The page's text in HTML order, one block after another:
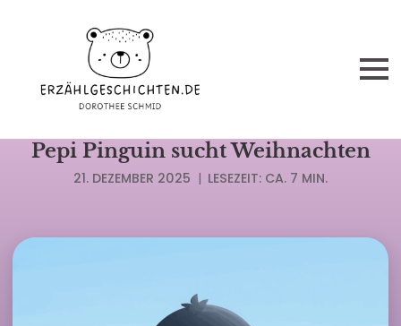
Pepi Pinguin sucht Weihnachten
21. DEZEMBER 2025 | LESEZEIT: CA. 7 MIN.